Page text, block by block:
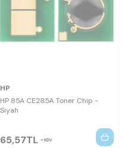
HP
HP 85A CE285A Toner Chip -
Siyah
65,57TL KDV